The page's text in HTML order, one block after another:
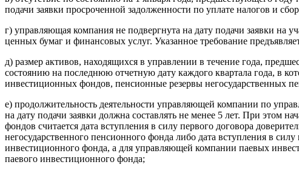
подачи заявки просроченной задолженности по уплате налогов и
г) управляющая компания не подвергнута на дату подачи заявки на
ценных бумаг и финансовых услуг. Указанное требование
д) размер активов, находящихся в управлении в течение года,
состоянию на последнюю отчетную дату каждого квартала года, в
инвестиционных фондов, пенсионные резервы негосударственных
е) продолжительность деятельности управляющей компании по
на дату подачи заявки должна составлять не менее 5 лет. При этом
фондов считается дата вступления в силу первого договора
негосударственного пенсионного фонда либо дата вступления в
инвестиционного фонда, а для управляющей компании паевых
паевого инвестиционного фонда;